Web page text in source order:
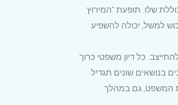
שלו. תופעת "המירוץ
למשל, יכולה להשפיע
כל דיון משפטי כרוך
ממושכת עם דיונים רבים בנושאים שונים תגדיל
המשפט, גם במהלך